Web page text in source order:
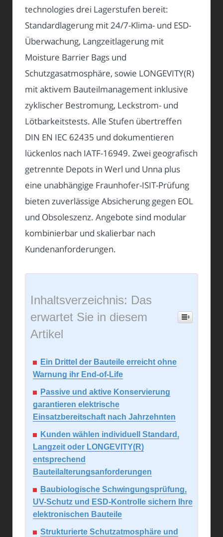
technologies drei Lagerstufen bereit:
Standardlagerung mit 24/7-Klima- und ESD-
Überwachung, Langzeitlagerung mit
Moisture Barrier Bags und
Schutzgasatmosphäre, sowie LONGEVITY(R)
mit aktivem Bauteilmanagement inklusive
zyklischer Bestromung, Leckstrom- und
Lötbarkeitstests. Alle Stufen übertreffen
DIN EN IEC 62435 und dokumentieren
lückenlos nach IATF-16949. Zwei geografisch
getrennte Depots in Werl und Unna plus
eine unabhängige Fraunhofer-ISIT-Prüfung
bieten zuverlässige Absicherung gegen EOL
und Obsoleszenz. Angebote sind modular
kombinierbar und skalierbar nach
Kundenanforderungen.
Inhaltsverzeichnis: Das
erwartet Sie in diesem
Artikel
Ein Drittel der Bauteile erreicht ohne
Warnung ihr End-of-Life
Passive und aktive Konservierung
garantieren elektrische
Einsatzbereitschaft nach Jahrzehnten
Kunden wählen individuell Standard,
Langzeit oder LONGEVITY(R)
entsprechend
Bauteilalterungsanforderungen
Baubiologische Schwingungsprüfung,
UV-Schutz und ESD-Kontrolle sichern Ihre
elektronischen Bauteile
Strukturierte Schutzatmosphäre und